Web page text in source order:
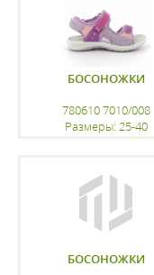
БОСОНОЖКИ
780610 7010/008
Размеры: 25-40
БОСОНОЖКИ